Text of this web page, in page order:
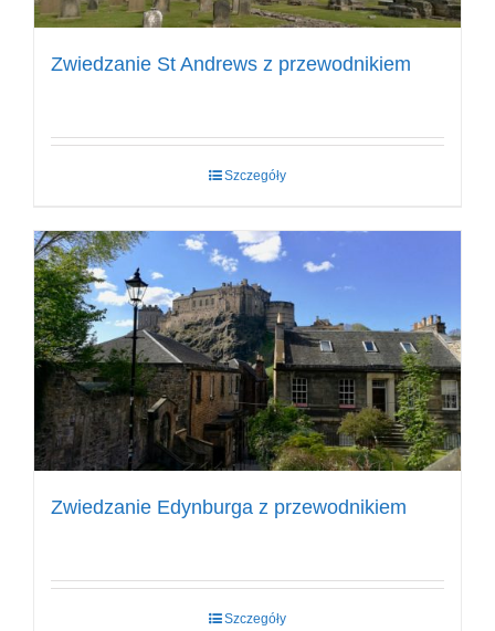
Zwiedzanie St Andrews z przewodnikiem
Szczegóły
Zwiedzanie Edynburga z przewodnikiem
Szczegóły